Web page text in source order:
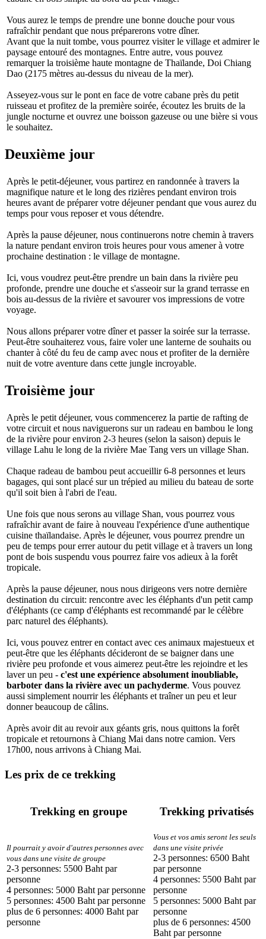
Vous aurez le temps de prendre une bonne douche pour vous
rafraîchir pendant que nous préparerons votre dîner.
Avant que la nuit tombe, vous pourrez visiter le village et admirer le
paysage entouré des montagnes. Entre autre, vous pouvez
remarquer la troisième haute montagne de Thaïlande, Doi Chiang
Dao (2175 mètres au-dessus du niveau de la mer).
Asseyez-vous sur le pont en face de votre cabane près du petit
ruisseau et profitez de la première soirée, écoutez les bruits de la
jungle nocturne et ouvrez une boisson gazeuse ou une bière si vous
le souhaitez.
Deuxième jour
Après le petit-déjeuner, vous partirez en randonnée à travers la
magnifique nature et le long des rizières pendant environ trois
heures avant de préparer votre déjeuner pendant que vous aurez du
temps pour vous reposer et vous détendre.
Après la pause déjeuner, nous continuerons notre chemin à travers
la nature pendant environ trois heures pour vous amener à votre
prochaine destination : le village de montagne.
Ici, vous voudrez peut-être prendre un bain dans la rivière peu
profonde, prendre une douche et s'asseoir sur la grand terrasse en
bois au-dessus de la rivière et savourer vos impressions de votre
voyage.
Nous allons préparer votre dîner et passer la soirée sur la terrasse.
Peut-être souhaiterez vous, faire voler une lanterne de souhaits ou
chanter à côté du feu de camp avec nous et profiter de la dernière
nuit de votre aventure dans cette jungle incroyable.
Troisième jour
Après le petit déjeuner, vous commencerez la partie de rafting de
votre circuit et nous naviguerons sur un radeau en bambou le long
de la rivière pour environ 2-3 heures (selon la saison) depuis le
village Lahu le long de la rivière Mae Tang vers un village Shan.
Chaque radeau de bambou peut accueillir 6-8 personnes et leurs
bagages, qui sont placé sur un trépied au milieu du bateau de sorte
qu'il soit bien à l'abri de l'eau.
Une fois que nous serons au village Shan, vous pourrez vous
rafraîchir avant de faire à nouveau l'expérience d'une authentique
cuisine thaïlandaise. Après le déjeuner, vous pourrez prendre un
peu de temps pour errer autour du petit village et à travers un long
pont de bois suspendu vous pourrez faire vos adieux à la forêt
tropicale.
Après la pause déjeuner, nous nous dirigeons vers notre dernière
destination du circuit: rencontre avec les éléphants d'un petit camp
d'éléphants (ce camp d'éléphants est recommandé par le célèbre
parc naturel des éléphants).
Ici, vous pouvez entrer en contact avec ces animaux majestueux et
peut-être que les éléphants décideront de se baigner dans une
rivière peu profonde et vous aimerez peut-être les rejoindre et les
laver un peu - c'est une expérience absolument inoubliable,
barboter dans la rivière avec un pachyderme. Vous pouvez
aussi simplement nourrir les éléphants et traîner un peu et leur
donner beaucoup de câlins.
Après avoir dit au revoir aux géants gris, nous quittons la forêt
tropicale et retournons à Chiang Mai dans notre camion. Vers
17h00, nous arrivons à Chiang Mai.
Les prix de ce trekking
Trekking en groupe Trekking privatisés
Il pourrait y avoir d'autres personnes avec
vous dans une visite de groupe
2-3 personnes: 5500 Baht par
personne
4 personnes: 5000 Baht par personne
5 personnes: 4500 Baht par personne
plus de 6 personnes: 4000 Baht par
personne
Vous et vos amis seront les seuls
dans une visite privée
2-3 personnes: 6500 Baht
par personne
4 personnes: 5500 Baht par
personne
5 personnes: 5000 Baht par
personne
plus de 6 personnes: 4500
Baht par personne